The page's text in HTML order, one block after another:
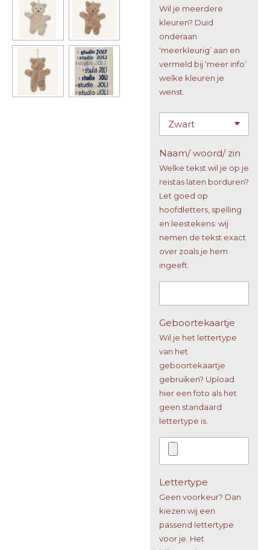
Wil je meerdere
kleuren? Duid
onderaan
‘meerkleurig’ aan en
vermeld bij ‘meer info’
welke kleuren je
wenst.
Naam/ woord/ zin
Welke tekst wil je op je
reistas laten borduren?
Let goed op
hoofdletters, spelling
en leestekens: wij
nemen de tekst exact
over zoals je hem
ingeeft.
Geboortekaartje
Wil je het lettertype
van het
geboortekaartje
gebruiken? Upload
hier een foto als het
geen standaard
lettertype is.
Lettertype
Geen voorkeur? Dan
kiezen wij een
passend lettertype
voor je. Het